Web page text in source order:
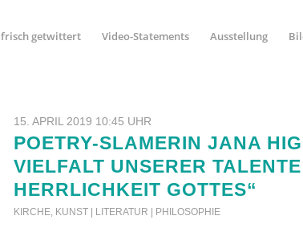
frisch getwittert Video-Statements Ausstellung
15. APRIL 2019 10:45 UHR
POETRY-SLAMERIN JANA
VIELFALT UNSERER
HERRLICHKEIT GOTTES“
KIRCHE, KUNST | LITERATUR | PHILOSOPHIE